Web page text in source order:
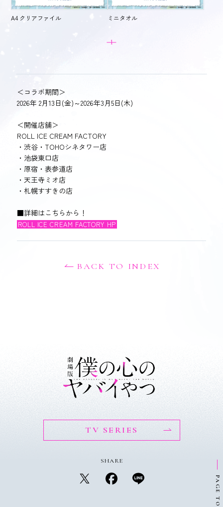
A4 クリアファイル ミニタオル
1
＜コラボ期間＞
2026年 2月13日(金)～2026年3月5日(木)
＜開催店舗＞
ROLL ICE CREAM FACTORY
・渋谷・TOHOシネタワー店
・池袋東口店
・原宿・表参道店
・天王寺ミオ店
・札幌すすきの店
■詳細はこちらから！
ROLL ICE CREAM FACTORY HP
BACK TO INDEX
TV SERIES
SHARE
PAGE TOP